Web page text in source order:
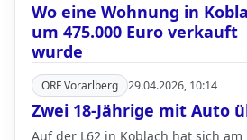
Wo eine Wohnung in
um 475.000 Euro verkauft
wurde
ORF Vorarlberg 29.04.2026, 10:14
Zwei 18-Jährige mit Auto
Auf der L62 in Koblach hat sich